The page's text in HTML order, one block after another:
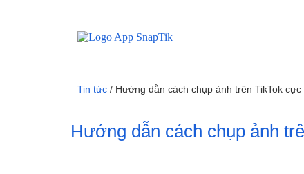
Tin tức / Hướng dẫn cách chụp ảnh trên TikTok
Hướng dẫn cách chụp ảnh